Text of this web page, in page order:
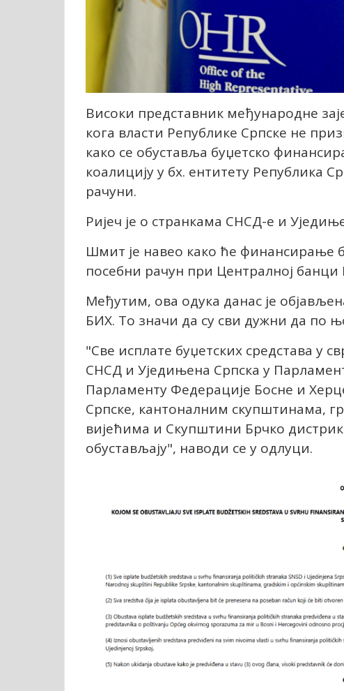
Високи представник међународне
кога власти Републике Српске не
како се обуставља буџетско
коалицију у бх. ентитету Република
рачуни.
Ријеч је о странкама СНСД-е и
Шмит је навео како ће финансирање
посебни рачун при Централној банци
Међутим, ова одука данас је
БИХ. То значи да су сви дужни да по
"Све исплате буџетских средстава у
СНСД и Уједињена Српска у
Парламенту Федерације Босне и
Српске, кантоналним скупштинама,
вијећима и Скупштини Брчко
обустављају", наводи се у одлуци.